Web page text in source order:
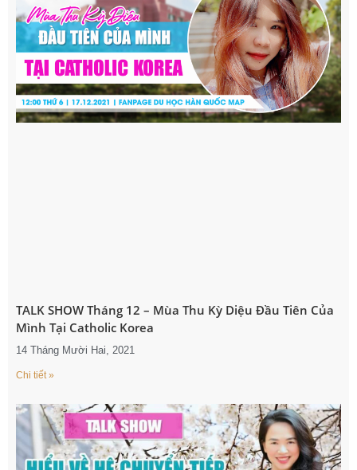
TALK SHOW Tháng 12 – Mùa Thu Kỳ Diệu Đầu Tiên Của
Mình Tại Catholic Korea
14 Tháng Mười Hai, 2021
Chi tiết »